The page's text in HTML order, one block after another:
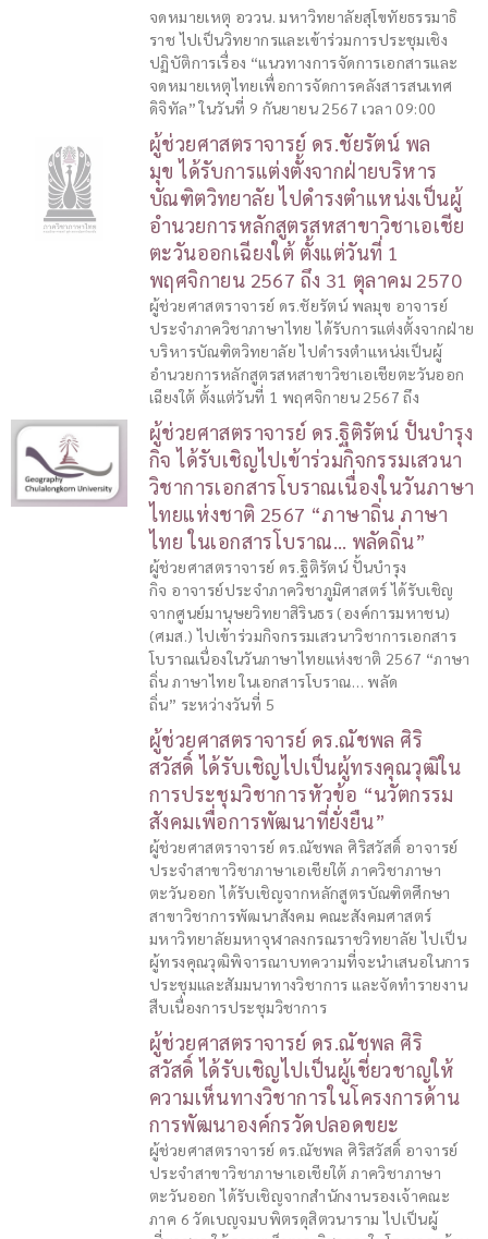
จดหมายเหตุ อววน. มหาวิทยาลัยสุโขทัยธรรมาธิ
ราช ไปเป็นวิทยากรและเข้าร่วมการประชุมเชิง
ปฏิบัติการเรื่อง “แนวทางการจัดการเอกสารและ
จดหมายเหตุไทยเพื่อการจัดการคลังสารสนเทศ
ดิจิทัล” ในวันที่ 9 กันยายน 2567 เวลา 09:00
ผู้ช่วยศาสตราจารย์ ดร.ชัยรัตน์ พล
มุข ได้รับการแต่งตั้งจากฝ่ายบริหาร
บัณฑิตวิทยาลัย ไปดำรงตำแหน่งเป็นผู้
อำนวยการหลักสูตรสหสาขาวิชาเอเชีย
ตะวันออกเฉียงใต้ ตั้งแต่วันที่ 1
พฤศจิกายน 2567 ถึง 31 ตุลาคม 2570
ผู้ช่วยศาสตราจารย์ ดร.ชัยรัตน์ พลมุข อาจารย์
ประจำภาควิชาภาษาไทย ได้รับการแต่งตั้งจากฝ่าย
บริหารบัณฑิตวิทยาลัย ไปดำรงตำแหน่งเป็นผู้
อำนวยการหลักสูตรสหสาขาวิชาเอเชียตะวันออก
เฉียงใต้ ตั้งแต่วันที่ 1 พฤศจิกายน 2567 ถึง
ผู้ช่วยศาสตราจารย์ ดร.ฐิติรัตน์ ปั้นบำรุง
กิจ ได้รับเชิญไปเข้าร่วมกิจกรรมเสวนา
วิชาการเอกสารโบราณเนื่องในวันภาษา
ไทยแห่งชาติ 2567 “ภาษาถิ่น ภาษา
ไทย ในเอกสารโบราณ… พลัดถิ่น”
ผู้ช่วยศาสตราจารย์ ดร.ฐิติรัตน์ ปั้นบำรุง
กิจ อาจารย์ประจำภาควิชาภูมิศาสตร์ ได้รับเชิญ
จากศูนย์มานุษยวิทยาสิรินธร (องค์การมหาชน)
(ศมส.) ไปเข้าร่วมกิจกรรมเสวนาวิชาการเอกสาร
โบราณเนื่องในวันภาษาไทยแห่งชาติ 2567 “ภาษา
ถิ่น ภาษาไทย ในเอกสารโบราณ… พลัด
ถิ่น” ระหว่างวันที่ 5
ผู้ช่วยศาสตราจารย์ ดร.ณัชพล ศิริ
สวัสดิ์ ได้รับเชิญไปเป็นผู้ทรงคุณวุฒิใน
การประชุมวิชาการหัวข้อ “นวัตกรรม
สังคมเพื่อการพัฒนาที่ยั่งยืน”
ผู้ช่วยศาสตราจารย์ ดร.ณัชพล ศิริสวัสดิ์ อาจารย์
ประจำสาขาวิชาภาษาเอเชียใต้ ภาควิชาภาษา
ตะวันออก ได้รับเชิญจากหลักสูตรบัณฑิตศึกษา
สาขาวิชาการพัฒนาสังคม คณะสังคมศาสตร์
มหาวิทยาลัยมหาจุฬาลงกรณราชวิทยาลัย ไปเป็น
ผู้ทรงคุณวุฒิพิจารณาบทความที่จะนำเสนอในการ
ประชุมและสัมมนาทางวิชาการ และจัดทำรายงาน
สืบเนื่องการประชุมวิชาการ
ผู้ช่วยศาสตราจารย์ ดร.ณัชพล ศิริ
สวัสดิ์ ได้รับเชิญไปเป็นผู้เชี่ยวชาญให้
ความเห็นทางวิชาการในโครงการด้าน
การพัฒนาองค์กรวัดปลอดขยะ
ผู้ช่วยศาสตราจารย์ ดร.ณัชพล ศิริสวัสดิ์ อาจารย์
ประจำสาขาวิชาภาษาเอเชียใต้ ภาควิชาภาษา
ตะวันออก ได้รับเชิญจากสำนักงานรองเจ้าคณะ
ภาค 6 วัดเบญจมบพิตรดุสิตวนาราม ไปเป็นผู้